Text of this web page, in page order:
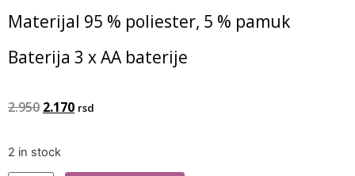
Materijal 95 % poliester, 5 % pamuk
Baterija 3 x AA baterije
2.950 2.170 rsd
2 in stock